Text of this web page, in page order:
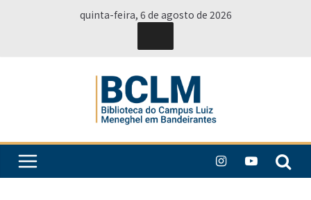
quinta-feira, 6 de agosto de 2026